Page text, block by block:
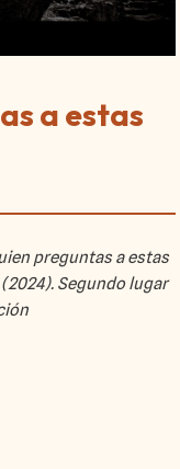
a estas
preguntas a estas
Segundo lugar